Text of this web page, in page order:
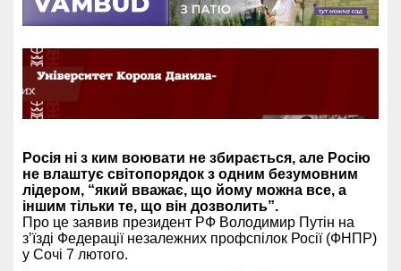
Росія ні з ким воювати не збирається, але Росію
не влаштує світопорядок з одним безумовним
лідером, “який вважає, що йому можна все, а
іншим тільки те, що він дозволить”.
Про це заявив президент РФ Володимир Путін на
з’їзді Федерації незалежних профспілок Росії (ФНПР)
у Сочі 7 лютого.